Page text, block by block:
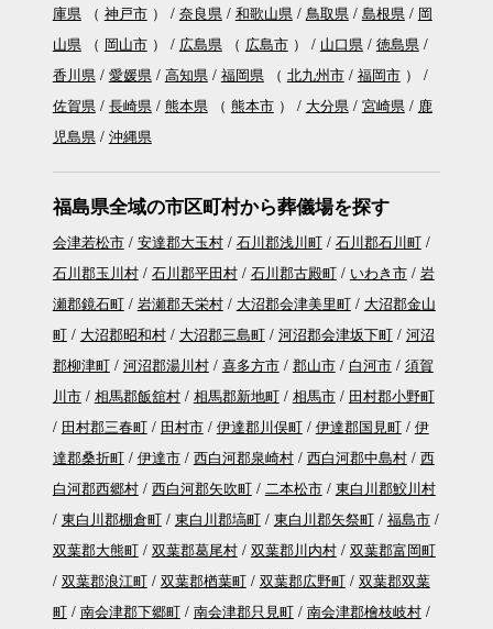
庫県（ 神戸市） 奈良県 和歌山県 鳥取県 島根県
岡
山県（ 岡山市） 広島県（ 広島市） 山口県
徳島県
香川県
愛媛県 高知県 福岡県（ 北九州市 福岡市）
佐賀県
長崎県 熊本県（ 熊本市） 大分県 宮崎県
鹿
児島県
沖縄県
福島県全域の市区町村から葬儀場を探す
会津若松市 安達郡大玉村 石川郡浅川町
石川郡石川町
石川郡玉川村
石川郡平田村 石川郡古殿町 いわき市
岩
瀬郡鏡石町
岩瀬郡天栄村 大沼郡会津美里町
大沼郡金山
町
大沼郡昭和村 大沼郡三島町 河沼郡会津坂下町
河沼
郡柳津町
河沼郡湯川村 喜多方市 郡山市 白河市
須賀
川市
相馬郡飯舘村 相馬郡新地町 相馬市
田村郡小野町
田村郡三春町
田村市 伊達郡川俣町 伊達郡国見町
伊
達郡桑折町
伊達市 西白河郡泉崎村 西白河郡中島村
西
白河郡西郷村
西白河郡矢吹町 二本松市
東白川郡鮫川村
東白川郡棚倉町
東白川郡塙町 東白川郡矢祭町
福島市
双葉郡大熊町
双葉郡葛尾村 双葉郡川内村
双葉郡富岡町
双葉郡浪江町
双葉郡楢葉町 双葉郡広野町
双葉郡双葉
町
南会津郡下郷町 南会津郡只見町
南会津郡檜枝岐村